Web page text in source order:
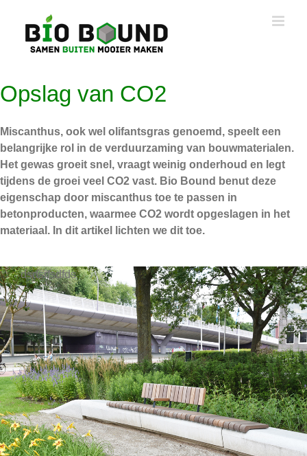
inhoud
Opslag van CO2
Miscanthus, ook wel olifantsgras genoemd, speelt een
belangrijke rol in de verduurzaming van bouwmaterialen.
Het gewas groeit snel, vraagt weinig onderhoud en legt
tijdens de groei veel CO2 vast. Bio Bound benut deze
eigenschap door miscanthus toe te passen in
betonproducten, waarmee CO2 wordt opgeslagen in het
materiaal. In dit artikel lichten we dit toe.
dsdsrfsdfds